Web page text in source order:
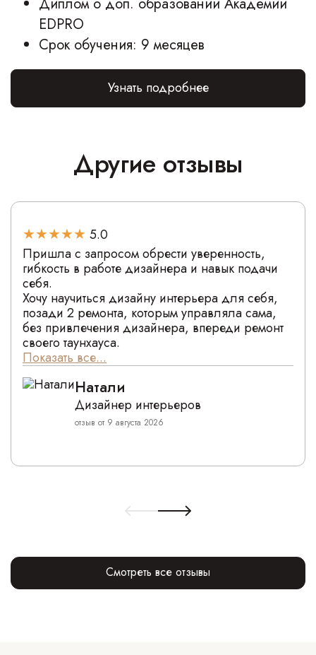
EDPRO
Срок обучения: 9 месяцев
Узнать подробнее
Другие отзывы
5.0
Пришла с запросом обрести уверенность,
гибкость в работе дизайнера и навык подачи
себя.
Хочу научиться дизайну интерьера для себя,
позади 2 ремонта, которым управляла сама,
без привлечения дизайнера, впереди ремонт
своего таунхауса.
Показать все...
Натали
Дизайнер интерьеров
отзыв от 9 августа 2026
Смотреть все отзывы